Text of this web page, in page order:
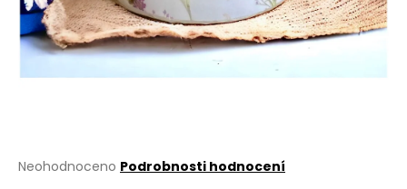
Průměrné
Neohodnoceno Podrobnosti hodnocení
a
j
í